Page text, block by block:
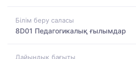
Білім беру саласы
8D01 Педагогикалық ғылымдар
Дайындық бағыты